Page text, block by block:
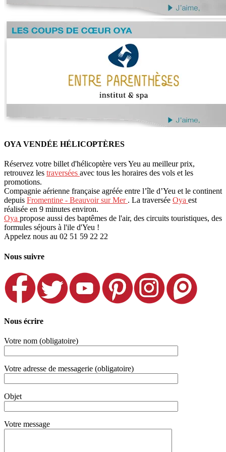
OYA VENDÉE HÉLICOPTÈRES
Réservez votre billet d'hélicoptère vers Yeu au meilleur prix,
retrouvez les traversées avec tous les horaires des vols et les
promotions.
Compagnie aérienne française agréée entre l’île d’Yeu et le continent
depuis Fromentine - Beauvoir sur Mer . La traversée Oya est
réalisée en 9 minutes environ.
Oya propose aussi des baptêmes de l'air, des circuits touristiques, des
formules séjours à l'ile d'Yeu !
Appelez nous au 02 51 59 22 22
Nous suivre
Nous écrire
Votre nom (obligatoire)
Votre adresse de messagerie (obligatoire)
Objet
Votre message